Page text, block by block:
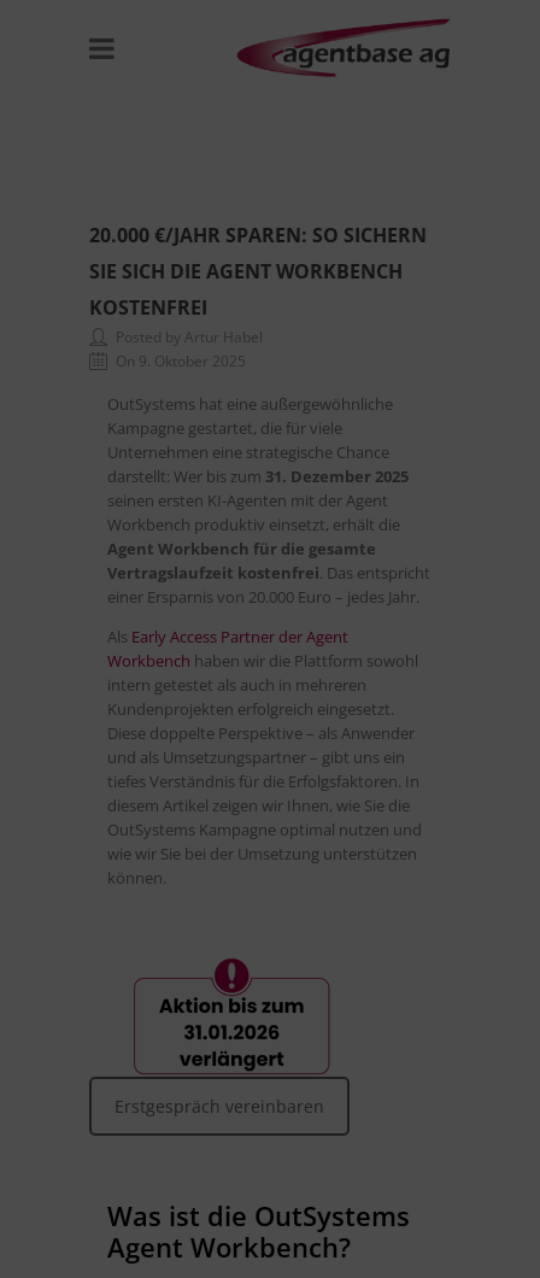
20.000 €/JAHR SPAREN: SO SICHERN
SIE SICH DIE AGENT WORKBENCH
KOSTENFREI
Posted by Artur Habel
On 9. Oktober 2025
OutSystems hat eine außergewöhnliche
Kampagne gestartet, die für viele
Unternehmen eine strategische Chance
darstellt: Wer bis zum 31. Dezember 2025
seinen ersten KI-Agenten mit der Agent
Workbench produktiv einsetzt, erhält die
Agent Workbench für die gesamte
Vertragslaufzeit kostenfrei. Das entspricht
einer Ersparnis von 20.000 Euro – jedes Jahr.
Als Early Access Partner der Agent
Workbench haben wir die Plattform sowohl
intern getestet als auch in mehreren
Kundenprojekten erfolgreich eingesetzt.
Diese doppelte Perspektive – als Anwender
und als Umsetzungspartner – gibt uns ein
tiefes Verständnis für die Erfolgsfaktoren. In
diesem Artikel zeigen wir Ihnen, wie Sie die
OutSystems Kampagne optimal nutzen und
wie wir Sie bei der Umsetzung unterstützen
können.
Erstgespräch vereinbaren
Was ist die OutSystems
Agent Workbench?